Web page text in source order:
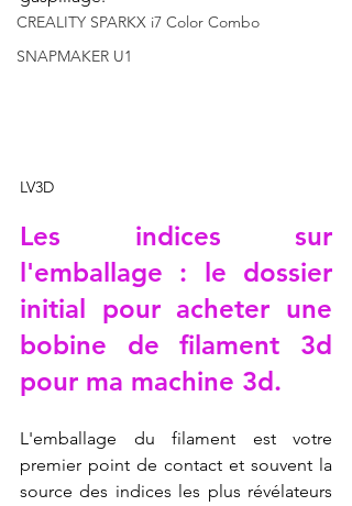
CREALITY SPARKX i7 Color Combo
SNAPMAKER U1
LV3D
Les indices sur
l'emballage : le dossier
initial pour acheter une
bobine de filament 3d
pour ma machine 3d.
L'emballage du filament est votre
premier point de contact et souvent la
source des indices les plus révélateurs